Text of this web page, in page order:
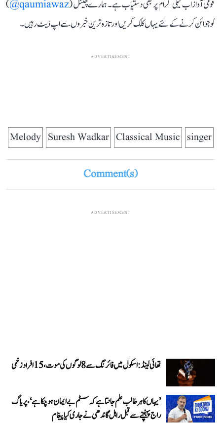
قومی آواز اب ٹیلی گرام پر بھی دستیاب ہے۔ ہمارے چینل (qaumiawaz@
)
کو جوائن کرنے کے لئے یہاں کلک کریں اور تازہ ترین خبروں سے اپ ڈیٹ رہیں۔
ADVERTISEMENT
singer
Classical Music
Suresh Wadkar
Melody
Comment(s)
ADVERTISEMENT
تھائی لینڈ: اسکول میں فائرنگ سے 8 لوگوں کی موت، 15 افراد زخمی
’یہاں کا ہر طالب علم جانتا ہے کہ سسٹم بے ایمان ہو چکا ہے‘، پریاگ
راج پہنچنے سے قبل راہل گاندھی نے جاری کیا پیغام